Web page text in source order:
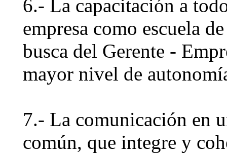
6.- La capacitación a
empresa como escuela
busca del Gerente -
mayor nivel de
7.- La comunicación en
común, que integre y